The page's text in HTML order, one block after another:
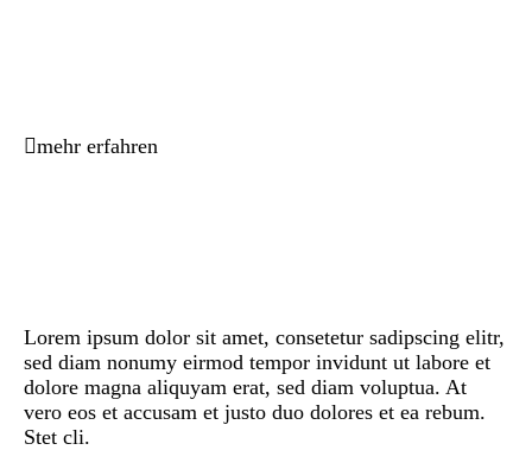
mehr erfahren
Lorem ipsum dolor sit amet, consetetur sadipscing elitr,
sed diam nonumy eirmod tempor invidunt ut labore et
dolore magna aliquyam erat, sed diam voluptua. At
vero eos et accusam et justo duo dolores et ea rebum.
Stet cli.